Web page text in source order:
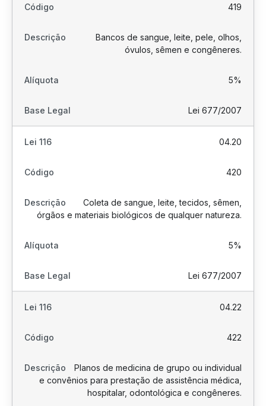
419
Bancos de sangue, leite, pele, olhos,
óvulos, sêmen e congêneres.
5%
Lei 677/2007
04.20
420
Coleta de sangue, leite, tecidos, sêmen,
órgãos e materiais biológicos de qualquer natureza.
5%
Lei 677/2007
04.22
422
Planos de medicina de grupo ou individual
e convênios para prestação de assistência médica,
hospitalar, odontológica e congêneres.